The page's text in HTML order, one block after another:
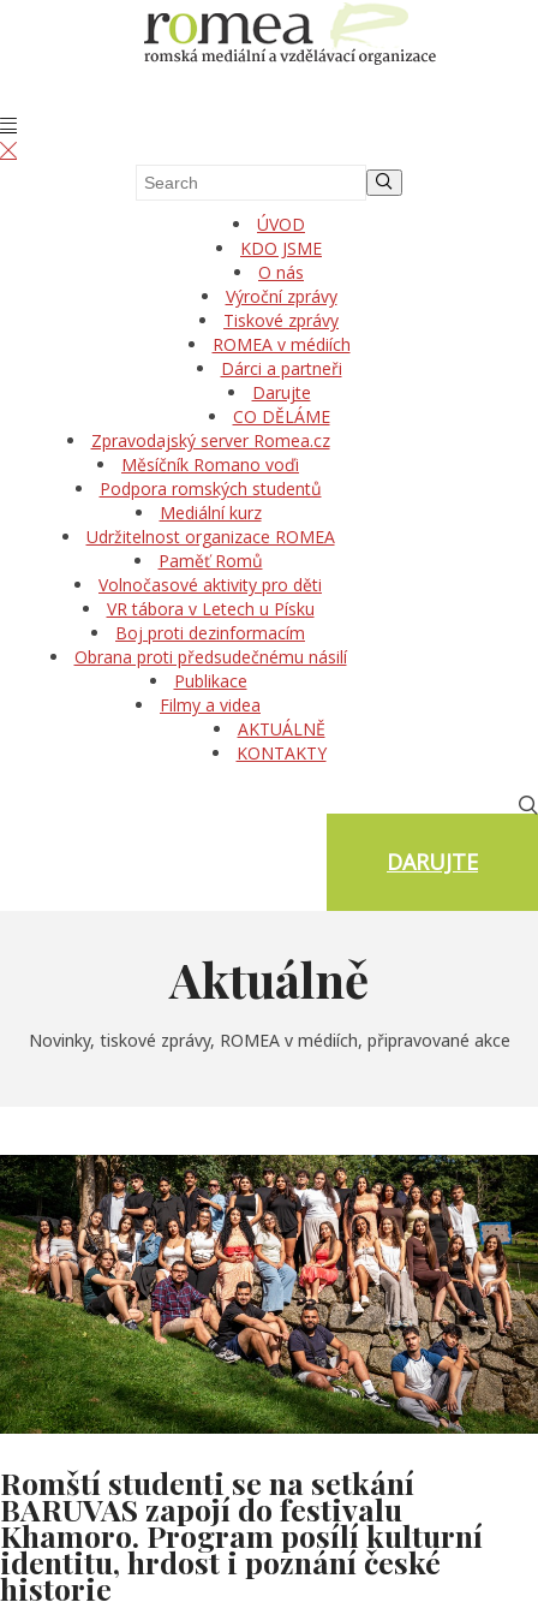
ÚVOD
KDO JSME
O nás
Výroční zprávy
Tiskové zprávy
ROMEA v médiích
Dárci a partneři
Darujte
CO DĚLÁME
Zpravodajský server Romea.cz
Měsíčník Romano voďi
Podpora romských studentů
Mediální kurz
Udržitelnost organizace ROMEA
Paměť Romů
Volnočasové aktivity pro děti
VR tábora v Letech u Písku
Boj proti dezinformacím
Obrana proti předsudečnému násilí
Publikace
Filmy a videa
AKTUÁLNĚ
KONTAKTY
DARUJTE
Aktuálně
Novinky, tiskové zprávy, ROMEA v médiích, připravované akce
Romští studenti se na setkání
BARUVAS zapojí do festivalu
Khamoro. Program posílí kulturní
identitu, hrdost i poznání české
historie